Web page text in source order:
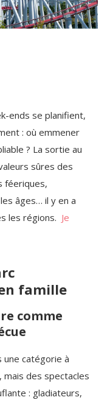
ends se planifient,
: où emmener
? La sortie au
sûres des
féeriques,
âges… il y en a
les régions. Je
famille
comme
une catégorie à
mais des spectacles
: gladiateurs,